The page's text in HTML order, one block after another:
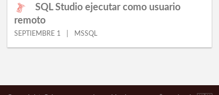
SQL Studio ejecutar como usuario
remoto
SEPTIEMBRE 1 | MSSQL